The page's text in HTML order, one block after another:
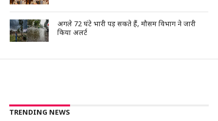
अगले 72 घंटे भारी पड़ सकते हैं, मौसम विभाग ने जारी
किया अलर्ट
TRENDING NEWS